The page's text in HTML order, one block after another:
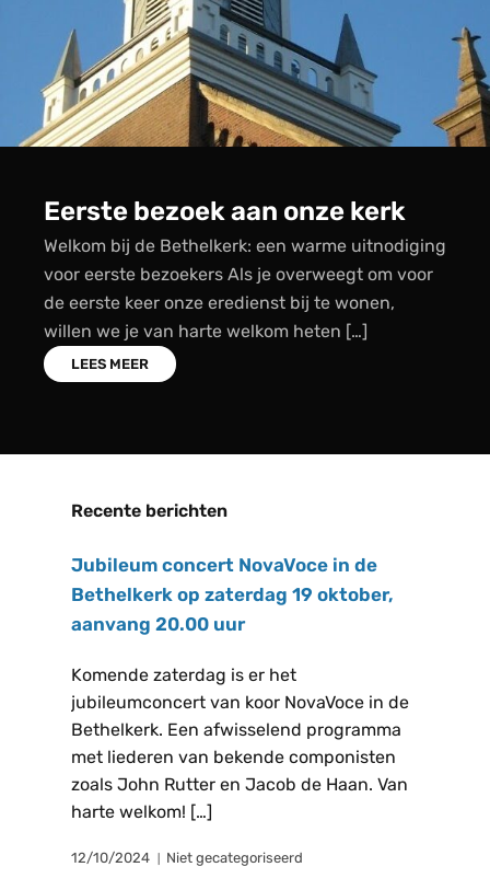
om voor
Bethelkerk App
Ontdek onze Bethelkerk-app! We zijn
om onze gemeenteleden en vrienden
nodigen om de officiële app van onze
te ontdekken! In deze moderne tijd is
Recente berichten
Jubileum concert NovaVoce in de
Bethelkerk op zaterdag 19 oktober,
aanvang 20.00 uur
Komende zaterdag is er het
jubileumconcert van koor NovaVoce in de
Bethelkerk. Een afwisselend programma
met liederen van bekende componisten
zoals John Rutter en Jacob de Haan. Van
harte welkom! […]
12/10/2024 Niet gecategoriseerd